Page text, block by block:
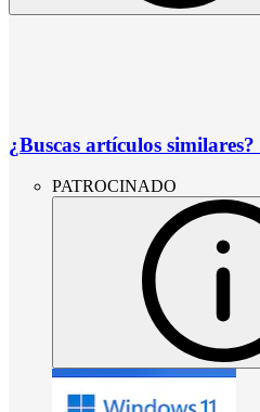
¿Buscas artículos
PATROCINADO